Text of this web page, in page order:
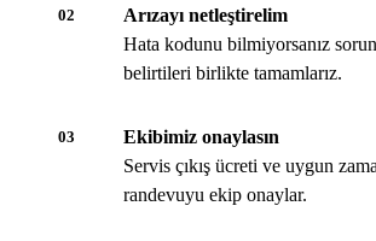
02
Arızayı netleştirelim
Hata kodunu bilmiyorsanız
belirtileri birlikte tamamlarız.
03
Ekibimiz onaylasın
Servis çıkış ücreti ve uygun
randevuyu ekip onaylar.